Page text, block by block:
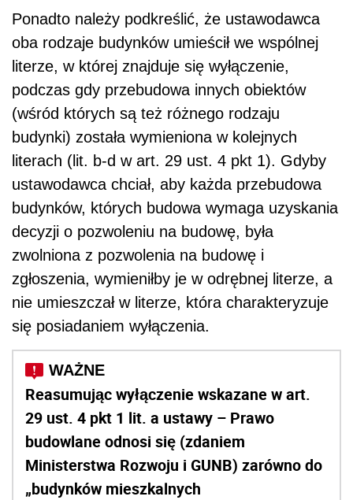
Ponadto należy podkreślić, że ustawodawca
oba rodzaje budynków umieścił we wspólnej
literze, w której znajduje się wyłączenie,
podczas gdy przebudowa innych obiektów
(wśród których są też różnego rodzaju
budynki) została wymieniona w kolejnych
literach (lit. b-d w art. 29 ust. 4 pkt 1). Gdyby
ustawodawca chciał, aby każda przebudowa
budynków, których budowa wymaga uzyskania
decyzji o pozwoleniu na budowę, była
zwolniona z pozwolenia na budowę i
zgłoszenia, wymieniłby je w odrębnej literze, a
nie umieszczał w literze, która charakteryzuje
się posiadaniem wyłączenia.
Reasumując wyłączenie wskazane w art.
29 ust. 4 pkt 1 lit. a ustawy – Prawo
budowlane odnosi się (zdaniem
Ministerstwa Rozwoju i GUNB) zarówno do
„budynków mieszkalnych